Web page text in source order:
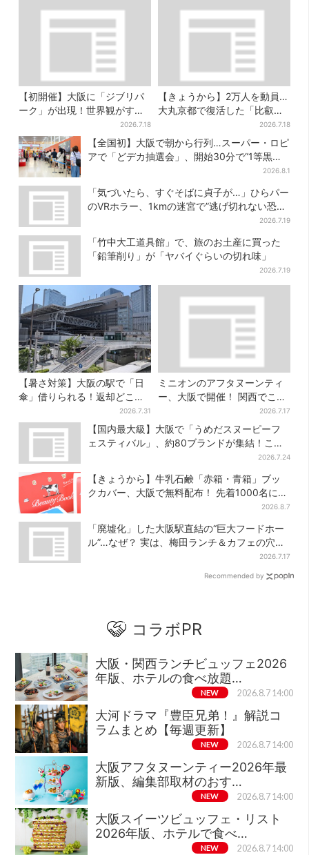
【初開催】大阪に「ジブリパ
ーク」が出現！世界観がすご
い…細かな仕掛け＆巨大フォ
トスポットに注目
2026.7.18
【きょうから】2万人を動員…
大丸京都で復活した「比叡山
お化け屋敷」、コース延長
で“怖さ”パワーアップ
2026.7.18
【全国初】大阪で朝から行列…スーパー・ロピ
アで「どデカ抽選会」、開始30分で“1等黒毛
2026.8.1
「気づいたら、すぐそばに貞子が…」ひらパー
のVRホラー、1kmの迷宮で”逃げ切れない恐
2026.7.19
「竹中大工道具館」で、旅のお土産に買った
「鉛筆削り」が「ヤバイぐらいの切れ味」
2026.7.19
【暑さ対策】大阪の駅で「日
傘」借りられる！返却どこで
もOK、熱中症対策にシェアサ
ービス拡大
2026.7.31
ミニオンのアフタヌーンティ
ー、大阪で開催！ 関西でここ
だけ…そっくりすぎるスイー
ツも
2026.7.17
【国内最大級】大阪で「うめだスヌーピーフ
ェスティバル」、約80ブランドが集結！ここ
2026.7.24
【きょうから】牛乳石鹸「赤箱・青箱」ブッ
クカバー、大阪で無料配布！ 先着1000名に
2026.8.7
「廃墟化」した大阪駅直結の“巨大フードホー
ル”…なぜ？ 実は、梅田ランチ＆カフェの穴場
2026.7.17
Recommended by
コラボPR
大阪・関西ランチビュッフェ2026
年版、ホテルの食べ放題…
NEW 2026.8.7 14:00
大河ドラマ『豊臣兄弟！』解説コ
ラムまとめ【毎週更新】
NEW 2026.8.7 14:00
大阪アフタヌーンティー2026年最
新版、編集部取材のおす…
NEW 2026.8.7 14:00
大阪スイーツビュッフェ・リスト
2026年版、ホテルで食べ…
NEW 2026.8.7 14:00